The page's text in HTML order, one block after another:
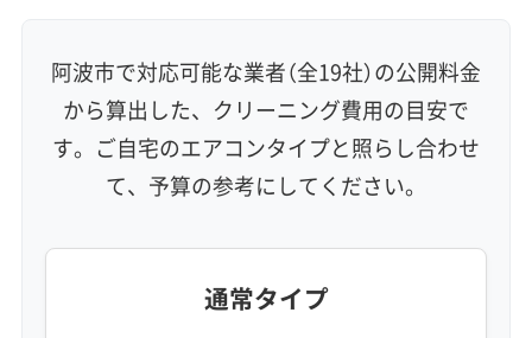
保証付き アフターフォロー
女性スタッフ在籍
エコ洗剤使用
ハウスダスト除去
利便性・サービス (12)
当日予約可能
即日対応可能 24時間対応
土日祝日対応
防カビ・抗菌 消臭処理
阿波市で対応可能な業者（全19社）の公開料金
から算出した、クリーニング費用の目安で
す。ご自宅のエアコンタイプと照らし合わせ
て、予算の参考にしてください。
通常タイプ